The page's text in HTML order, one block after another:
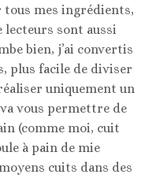
tous mes ingrédients,
lecteurs sont aussi
bien, j’ai convertis
plus facile de diviser
uniquement un
vous permettre de
(comme moi, cuit
à pain de mie
cuits dans des